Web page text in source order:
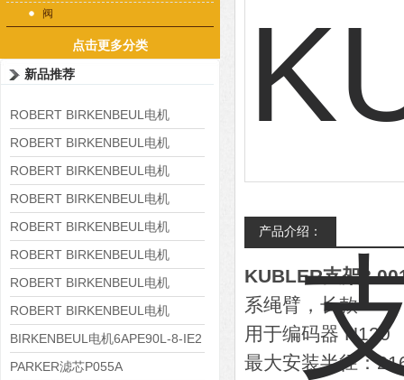
阀
点击更多分类
新品推荐
ROBERT BIRKENBEUL电机
8APE225M-4-IE3
ROBERT BIRKENBEUL电机
8APE180L-4 IE3
ROBERT BIRKENBEUL电机
8APE160M-6 IE3
ROBERT BIRKENBEUL电机
8APE160L-4-IE3
ROBERT BIRKENBEUL电机
8APE112M-6K-IE3
ROBERT BIRKENBEUL电机
8APE100L-2 IE3
ROBERT BIRKENBEUL电机
8APE90S-4 IE3
ROBERT BIRKENBEUL电机
8APE80M-2K-IE3
BIRKENBEUL电机6APE90L-8-IE2
PARKER滤芯P055A
产品介绍：
KUBLER支架
系绳臂，长款
用于编码器 H120
最大安装半径：